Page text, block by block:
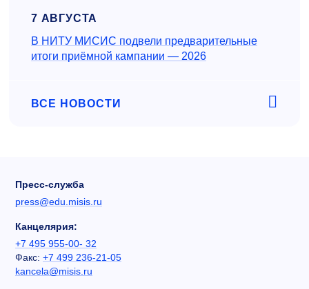
7 АВГУСТА
В НИТУ МИСИС подвели предварительные
итоги приёмной кампании — 2026
ВСЕ НОВОСТИ
Пресс-служба
press@edu.misis.ru
Канцелярия:
+7 495 955-00- 32
Факс: +7 499 236-21-05
kancela@misis.ru